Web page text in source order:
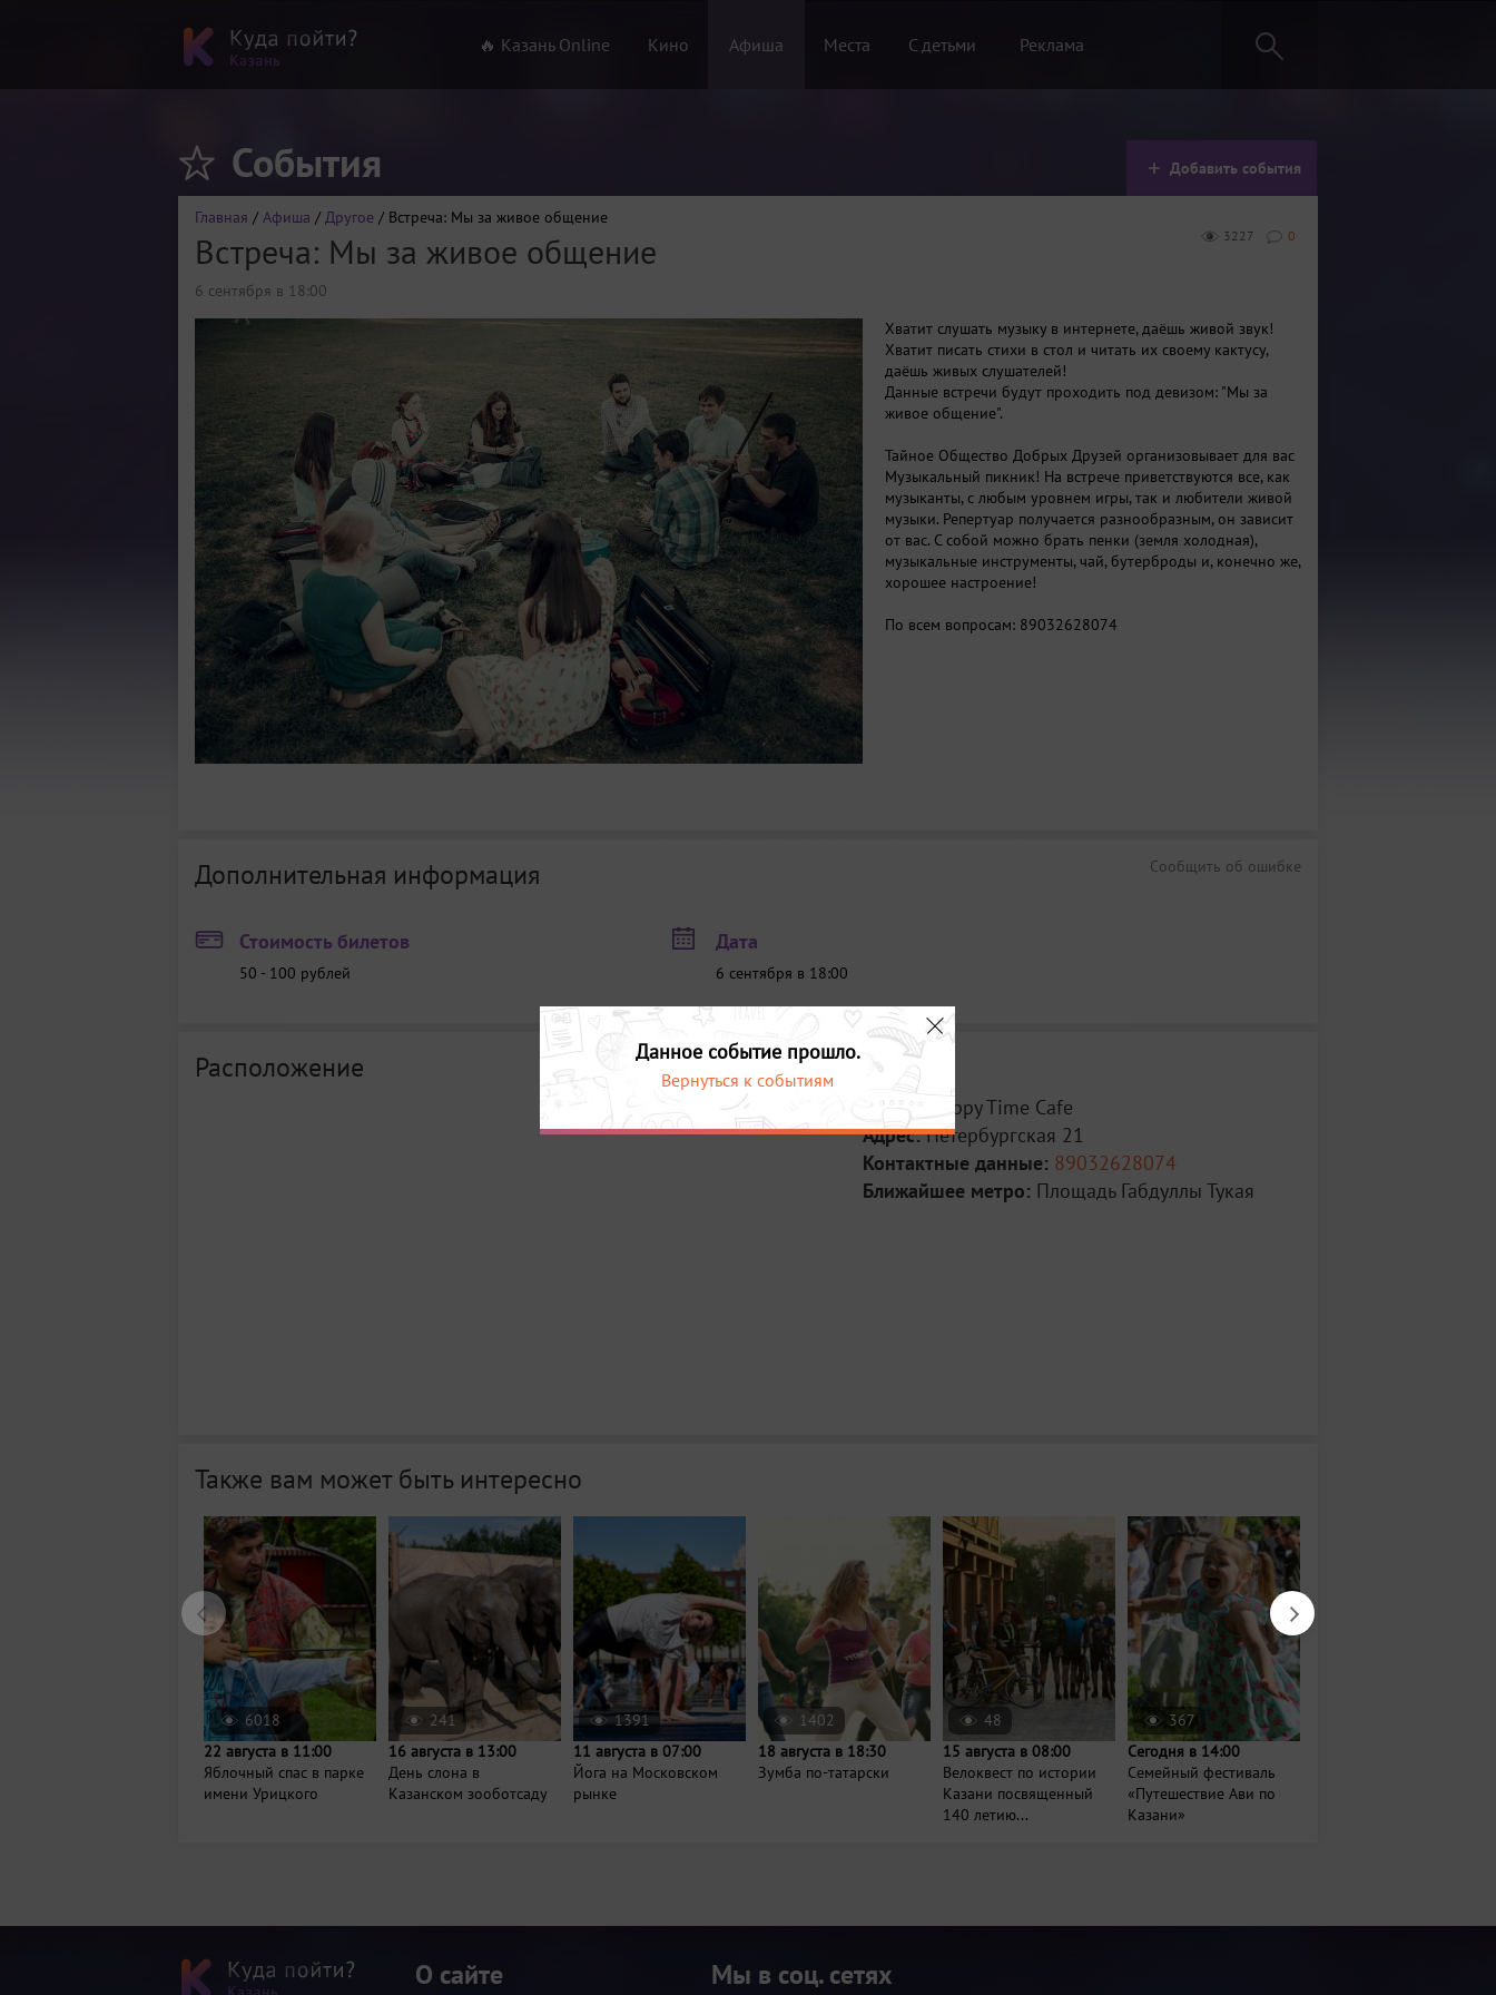
🔥 Казань Online Кино Афиша Места С детьми Реклама
События Добавить события
Главная / Афиша / Другое / Встреча: Мы за живое общение
0
3227
Встреча: Мы за живое общение
6 сентября в 18:00
Хватит слушать музыку в интернете, даёшь живой звук!
Хватит писать стихи в стол и читать их своему кактусу,
даёшь живых слушателей!
Данные встречи будут проходить под девизом: "Мы за
живое общение".
Тайное Общество Добрых Друзей организовывает для вас
Музыкальный пикник! На встрече приветствуются все, как
музыканты, с любым уровнем игры, так и любители живой
музыки. Репертуар получается разнообразным, он зависит
от вас. С собой можно брать пенки (земля холодная),
музыкальные инструменты, чай, бутерброды и, конечно же,
хорошее настроение!
По всем вопросам: 89032628074
Сообщить об ошибке
Дополнительная информация
Стоимость билетов
50 - 100 рублей
Дата
6 сентября в 18:00
Расположение
Место:
Happy Time Cafe
Адрес:Петербургская 21
Контактные данные: 89032628074
Ближайшее метро: Площадь Габдуллы Тукая
Также вам может быть интересно
6018
22 августа в 11:00
Яблочный спас в парке
имени Урицкого
241
16 августа в 13:00
День слона в
Казанском зооботсаду
1391
11 августа в 07:00
Йога на Московском
рынке
1402
18 августа в 18:30
Зумба по-татарски
48
15 августа в 08:00
Велоквест по истории
Казани посвященный
140 летию...
367
Сегодня в 14:00
Семейный фестиваль
«Путешествие Ави по
Казани»
Данное событие прошло.
Вернуться к событиям
О сайте Мы в соц. сетях